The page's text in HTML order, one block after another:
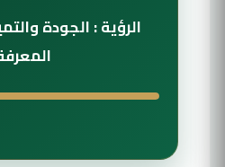
الرؤية : الجودة